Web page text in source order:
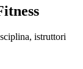
istruttori